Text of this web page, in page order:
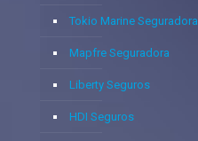
Tokio Marine Seguradora
Mapfre Seguradora
Liberty Seguros
HDI Seguros